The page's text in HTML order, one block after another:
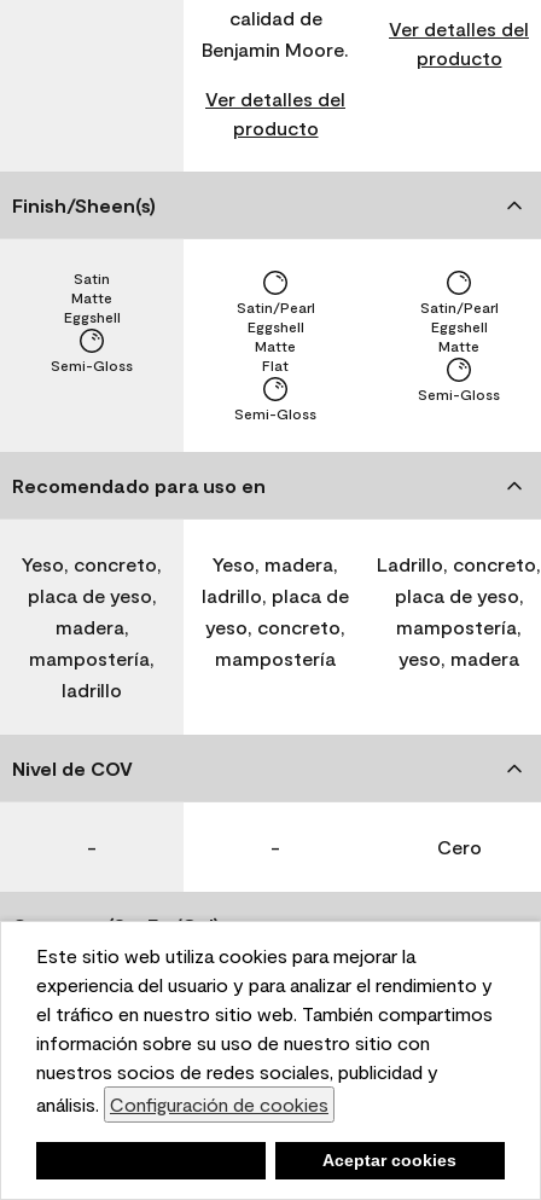
This website uses cookies to enhance user experience
and to analyze performance and traffic on our website.
We also share information about your use of our site
with our social media, advertising, and analytics
partners. Cookie Settings
Accept Cookies
Este sitio web utiliza cookies para mejorar la
experiencia del usuario y para analizar el rendimiento y
el tráfico en nuestro sitio web. También compartimos
información sobre su uso de nuestro sitio con
nuestros socios de redes sociales, publicidad y
análisis. Configuración de cookies
Aceptar cookies
calidad de
Benjamin Moore.
Ver detalles del
producto
Ver detalles del
producto
Finish/Sheen(s)
Semi-Gloss
Eggshell
Matte
Satin
Semi-Gloss
Flat
Matte
Eggshell
Satin/Pearl
Semi-Gloss
Matte
Eggshell
Satin/Pearl
Recomendado para uso en
Yeso, concreto,
placa de yeso,
madera,
mampostería,
ladrillo
Yeso, madera,
ladrillo, placa de
yeso, concreto,
mampostería
Ladrillo, concreto,
placa de yeso,
mampostería,
yeso, madera
Nivel de COV
- - Cero
Coverage (Sq. Ft./Gal)
350-400 400-450 400-450
Tiempo de secado
1 hora